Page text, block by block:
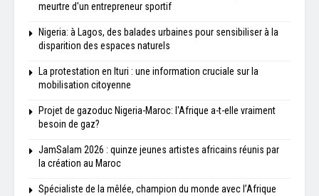
meurtre d'un entrepreneur sportif
Nigeria: à Lagos, des balades urbaines pour sensibiliser à la
disparition des espaces naturels
La protestation en Ituri : une information cruciale sur la
mobilisation citoyenne
Projet de gazoduc Nigeria-Maroc: l'Afrique a-t-elle vraiment
besoin de gaz?
JamSalam 2026 : quinze jeunes artistes africains réunis par
la création au Maroc
Spécialiste de la mêlée, champion du monde avec l’Afrique